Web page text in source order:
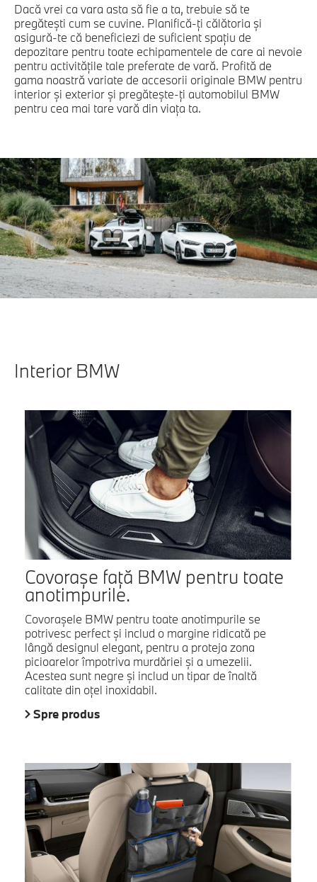
Dacă vrei ca vara asta să fie a ta, trebuie să te
pregăteşti cum se cuvine. Planifică-ţi călătoria şi
asigură-te că beneficiezi de suficient spaţiu de
depozitare pentru toate echipamentele de care ai nevoie
pentru activităţile tale preferate de vară. Profită de
gama noastră variate de accesorii originale BMW pentru
interior şi exterior şi pregăteşte-ţi automobilul BMW
pentru cea mai tare vară din viaţa ta.
Interior BMW
Covoraşe faţă BMW pentru toate
anotimpurile.
Covoraşele BMW pentru toate anotimpurile se
potrivesc perfect şi includ o margine ridicată pe
lângă designul elegant, pentru a proteja zona
picioarelor împotriva murdăriei şi a umezelii.
Acestea sunt negre şi includ un tipar de înaltă
calitate din oţel inoxidabil.
Spre produs